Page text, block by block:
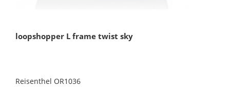
loopshopper L frame twist sky
Reisenthel OR1036